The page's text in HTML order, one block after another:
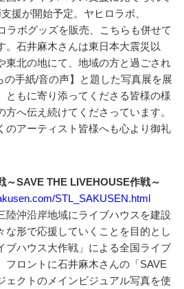
援が開始予定。ヤヒロラボ、
ラボグッズを販売、こちらも併せて
。石井麻木さんは東日本大震災以
東北の地にて、地域の方と過ごされ
の手紙/音の声】と題した写真展を展
ともに寄り添ってくださる皆様の様
へ伝え続けてくださっています。
のアーティスト皆様へも心より御礼
～SAVE THE LIVEHOUSE作戦～
STL_SAKUSEN.html
陸沖沿岸地域にライブハウスを建設
な形で応援していくことを目的とし
ブハウス大作戦」による全国ライブ
フロントに石井麻木さんの「SAVE
ェクトのメインビジュアル写真を使